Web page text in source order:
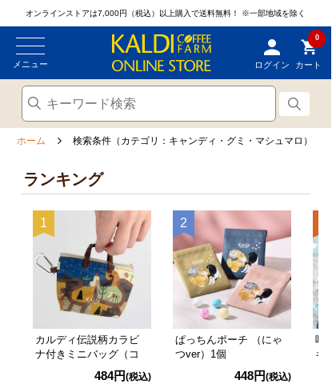
オンラインストアは7,000円（税込）以上購入で送料無料！ ※一部地域を除く
メニュー ログイン
0
カート
ホーム 検索条件（カテゴリ：キャンディ・グミ・マシュマロ）
ランキング
カルディ伝説柄カラビ
ナ付きミニバッグ（コ
ーヒーゼリー入り） 1
484円(税込)
ぱっちんポーチ （にゃ
つver）1個
448円(税込)
噛
キ